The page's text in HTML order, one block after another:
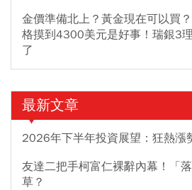
金價準備北上？黃金現在可以買
格摸到4300美元是好事！瑞銀3
了
最新文章
2026年下半年投資展望：狂熱漲
友達二把手柯富仁裸辭內幕！「
草？